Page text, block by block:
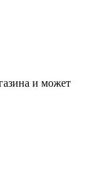
и может